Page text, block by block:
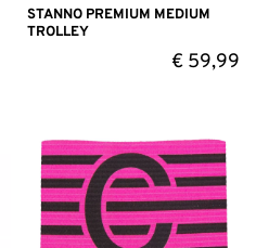
STANNO PREMIUM MEDIUM
TROLLEY
€ 59,99